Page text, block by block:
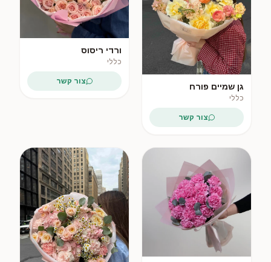
גן שמיים פורח
כללי
צור קשר
ורדי ריסוס
כללי
צור קשר